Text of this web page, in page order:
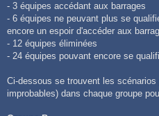
- 3 équipes accédant aux barrages
- 6 équipes ne peuvant plus se
encore un espoir d'accéder aux
- 12 équipes éliminées
- 24 équipes pouvant encore se
Ci-dessous se trouvent les
improbables) dans chaque groupe